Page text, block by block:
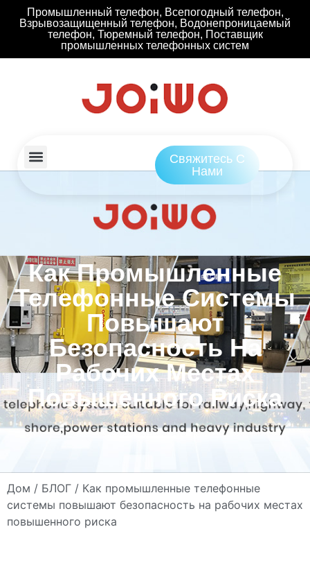
Промышленный телефон, Всепогодный телефон,
Взрывозащищенный телефон, Водонепроницаемый
телефон, Тюремный телефон, Поставщик
промышленных телефонных систем
Свяжитесь С
Нами
Как Промышленные
Телефонные Системы
Повышают
Безопасность На
Рабочих Местах
Повышенного Риска
Дом / БЛОГ / Как промышленные телефонные
системы повышают безопасность на рабочих местах
повышенного риска